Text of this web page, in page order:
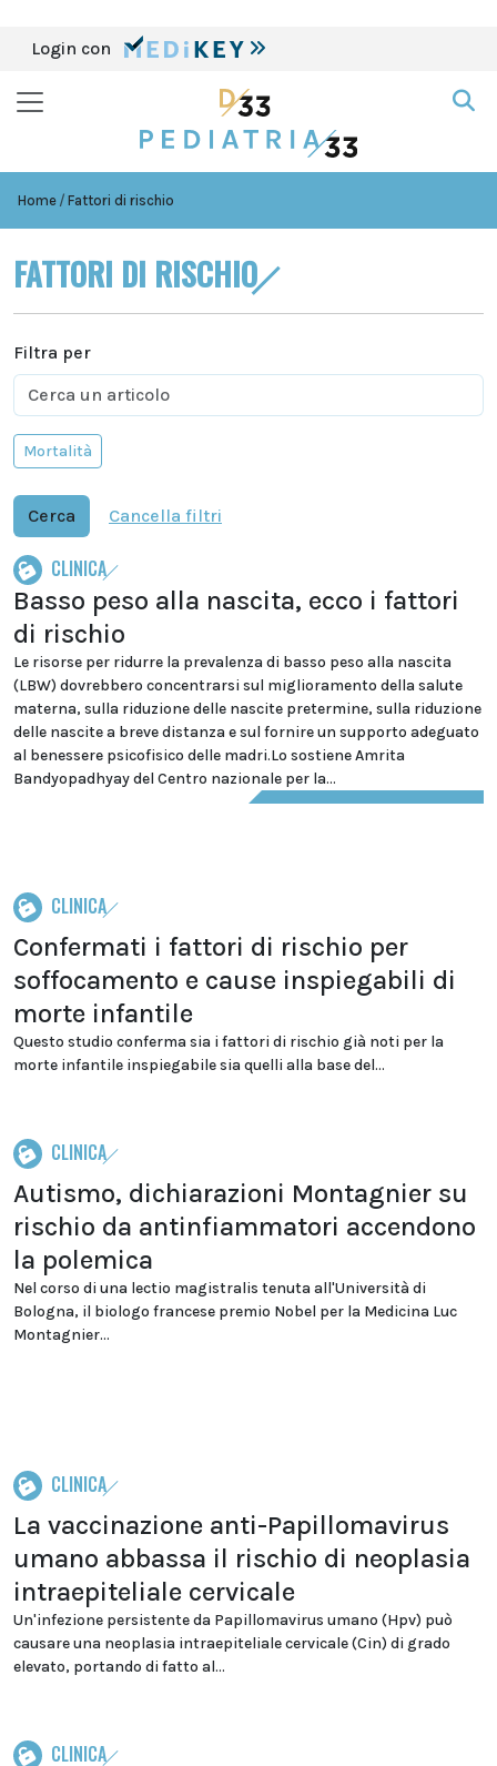
Login con
Home Fattori di rischio
FATTORI DI RISCHIO
Filtra per
Mortalità
Cerca Cancella filtri
CLINICA
Basso peso alla nascita, ecco i fattori
di rischio
Le risorse per ridurre la prevalenza di basso peso alla nascita
(LBW) dovrebbero concentrarsi sul miglioramento della salute
materna, sulla riduzione delle nascite pretermine, sulla riduzione
delle nascite a breve distanza e sul fornire un supporto adeguato
al benessere psicofisico delle madri.Lo sostiene Amrita
Bandyopadhyay del Centro nazionale per la...
CLINICA
Confermati i fattori di rischio per
soffocamento e cause inspiegabili di
morte infantile
Questo studio conferma sia i fattori di rischio già noti per la
morte infantile inspiegabile sia quelli alla base del...
CLINICA
Autismo, dichiarazioni Montagnier su
rischio da antinfiammatori accendono
la polemica
Nel corso di una lectio magistralis tenuta all'Università di
Bologna, il biologo francese premio Nobel per la Medicina Luc
Montagnier...
CLINICA
La vaccinazione anti-Papillomavirus
umano abbassa il rischio di neoplasia
intraepiteliale cervicale
Un'infezione persistente da Papillomavirus umano (Hpv) può
causare una neoplasia intraepiteliale cervicale (Cin) di grado
elevato, portando di fatto al...
CLINICA